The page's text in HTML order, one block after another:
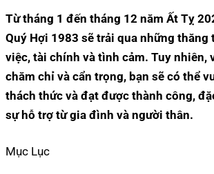
Từ tháng 1 đến tháng 12 năm Ất Tỵ
Quý Hợi 1983 sẽ trải qua những thăng
việc, tài chính và tình cảm. Tuy nhiên,
chăm chỉ và cẩn trọng, bạn sẽ có thể
thách thức và đạt được thành công,
sự hỗ trợ từ gia đình và người thân.
Mục Lục